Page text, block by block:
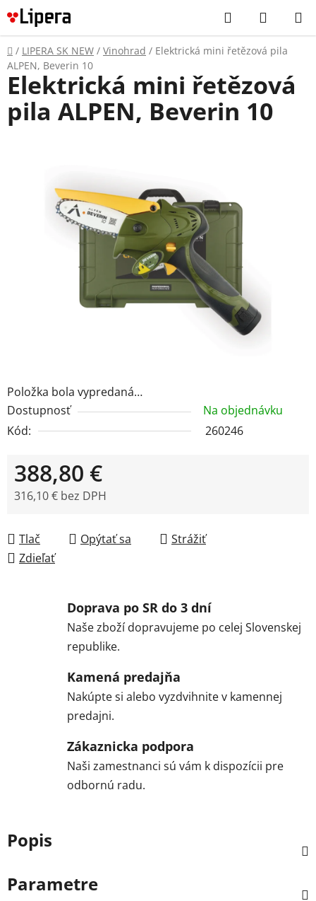
Prejsť
na
obsah
Hľadať
KOŠÍK
Domov
/ LIPERA SK NEW / Vinohrad / Elektrická mini řetězová pila
ALPEN, Beverin 10
Položka bola vypredaná…
Dostupnosť
Na objednávku
Kód:
260246
388,80 €
316,10 € bez DPH
Tlač
Opýtať sa
Strážiť
Zdieľať
Elektrická mini řetězová
pila ALPEN, Beverin 10
Doprava po SR do 3 dní
Naše zboží dopravujeme po celej Slovenskej
republike.
Kamená predajňa
Nakúpte si alebo vyzdvihnite v kamennej
predajni.
Zákaznicka podpora
Naši zamestnanci sú vám k dispozícii pre
odbornú radu.
Popis
Parametre